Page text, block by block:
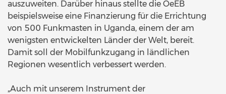
auszuweiten. Darüber hinaus stellte die OeEB
beispielsweise eine Finanzierung für die Errichtung
von 500 Funkmasten in Uganda, einem der am
wenigsten entwickelten Länder der Welt, bereit.
Damit soll der Mobilfunkzugang in ländlichen
Regionen wesentlich verbessert werden.
„Auch mit unserem Instrument der